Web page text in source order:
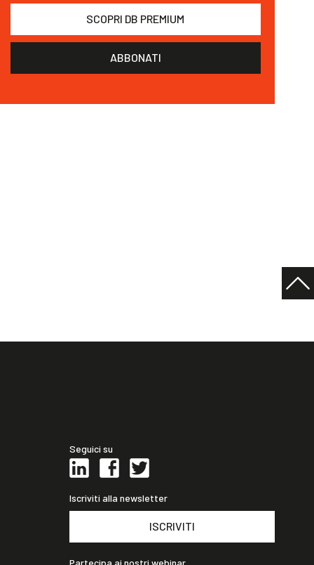
SCOPRI DB PREMIUM
ABBONATI
Seguici su
Iscriviti alla newsletter
ISCRIVITI
Partecipa ai nostri webinar